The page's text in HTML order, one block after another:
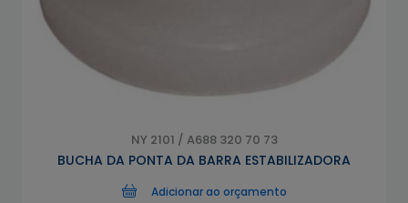
NY 2101 / A688 320 70 73
BUCHA DA PONTA DA BARRA ESTABILIZADORA
Adicionar ao orçamento